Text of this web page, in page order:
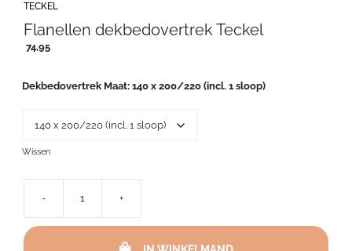
TECKEL
Flanellen dekbedovertrek Teckel
74,95
Dekbedovertrek Maat 140 x 200/220 (incl. 1 sloop)
Wissen
-
dekbedovertrek
+